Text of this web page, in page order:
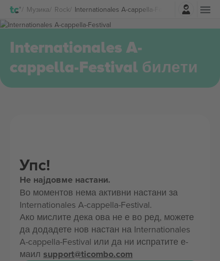
Музика Rock Internationales A-cappella-Festival Билети
Најави се
Internationales A-
cappella-Festival билети
Упс!
Не најдовме настани.
Во моментов нема активни настани за
Internationales A-cappella-Festival.
Ако мислите дека ова не е во ред, можете
да додадете нов настан на Internationales
A-cappella-Festival или да ни испратите е-
маил support@ticombo.com